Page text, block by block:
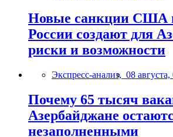
Новые санкции США
России создают для
риски и возможности
Экспресс-анализ, 08 августа,
Почему 65 тысяч
Азербайджане
незаполненными